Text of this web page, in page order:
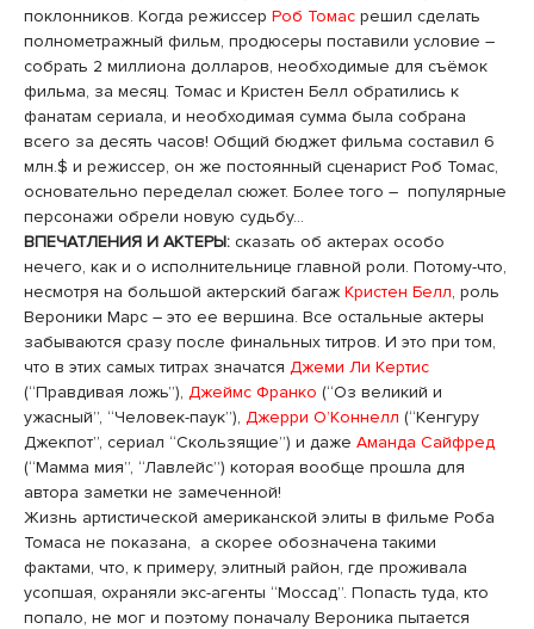
поклонников. Когда режиссер Роб Томас решил сделать
полнометражный фильм, продюсеры поставили условие –
собрать 2 миллиона долларов, необходимые для съёмок
фильма, за месяц. Томас и Кристен Белл обратились к
фанатам сериала, и необходимая сумма была собрана
всего за десять часов! Общий бюджет фильма составил 6
млн.$ и режиссер, он же постоянный сценарист Роб Томас,
основательно переделал сюжет. Более того – популярные
персонажи обрели новую судьбу…
ВПЕЧАТЛЕНИЯ И АКТЕРЫ: сказать об актерах особо
нечего, как и о исполнительнице главной роли. Потому-что,
несмотря на большой актерский багаж Кристен Белл, роль
Вероники Марс – это ее вершина. Все остальные актеры
забываются сразу после финальных титров. И это при том,
что в этих самых титрах значатся Джеми Ли Кертис
(“Правдивая ложь”), Джеймс Франко (“Оз великий и
ужасный”, “Человек-паук”), Джерри О’Коннелл (“Кенгуру
Джекпот”, сериал “Скользящие”) и даже Аманда Сайфред
(“Мамма мия”, “Лавлейс”) которая вообще прошла для
автора заметки не замеченной!
Жизнь артистической американской элиты в фильме Роба
Томаса не показана, а скорее обозначена такими
фактами, что, к примеру, элитный район, где проживала
усопшая, охраняли экс-агенты “Моссад”. Попасть туда, кто
попало, не мог и поэтому поначалу Вероника пытается